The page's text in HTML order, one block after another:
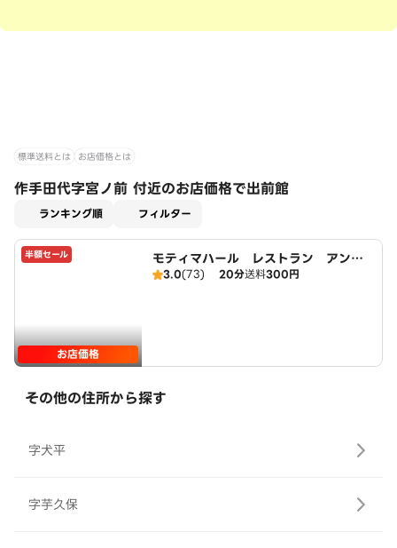
標準送料とは お店価格とは
作手田代字宮ノ前 付近のお店価格で出前館
ランキング順 フィルター
半額セール
お店価格
モティマハール レストラン アンド
バー
3.0(73) 20分送料300円
その他の住所から探す
字犬平
字芋久保